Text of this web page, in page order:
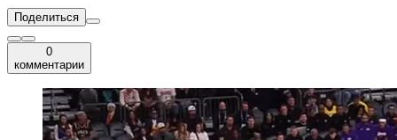
Поделиться
0
комментарии